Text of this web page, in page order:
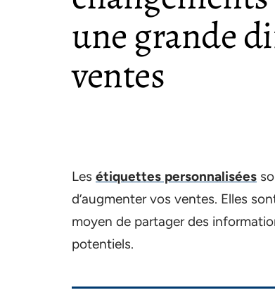
une grande
ventes
Les étiquettes personnalisées
d’augmenter vos ventes. Elles
moyen de partager des
potentiels.